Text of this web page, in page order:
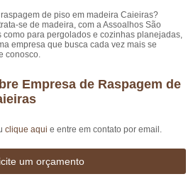
de piso em madeira Caieiras?
se de madeira, com a Assoalhos São
como para pergolados e cozinhas planejadas,
empresa que busca cada vez mais se
conosco.
Empresa de Raspagem de
clique aqui e entre em contato por email.
um orçamento